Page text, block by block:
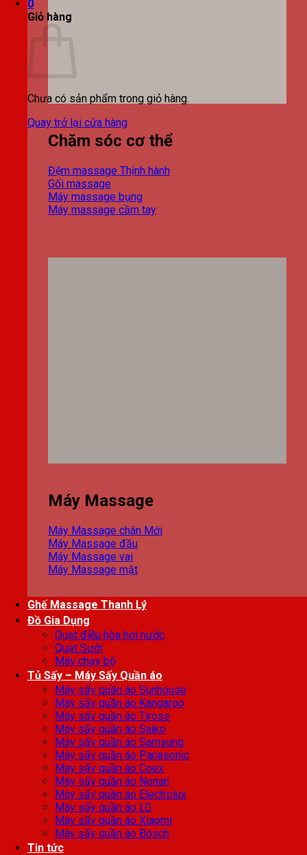
0
Giỏ hàng
Chưa có sản phẩm trong giỏ hàng.
Quay trở lại cửa hàng
Chăm sóc cơ thể
Đệm massage
Gối massage
Máy massage bụng
Máy massage cầm tay
Máy Massage
Máy Massage chân
Máy Massage đầu
Máy Massage vai
Máy Massage mặt
Ghế Massage Thanh Lý
Đồ Gia Dụng
Quạt điều hòa hơi nước
Quạt Sưởi
Máy chạy bộ
Tủ Sấy – Máy Sấy Quần áo
Máy sấy quần áo Sunhouse
Máy sấy quần áo Kangaroo
Máy sấy quần áo Tiross
Máy sấy quần áo Saiko
Máy sấy quần áo Samsung
Máy sấy quần áo Panasonic
Máy sấy quần áo Coex
Máy sấy quần áo Nonan
Máy sấy quần áo Electrolux
Máy sấy quần áo LG
Máy sấy quần áo Xiaomi
Máy sấy quần áo Bosch
Tin tức